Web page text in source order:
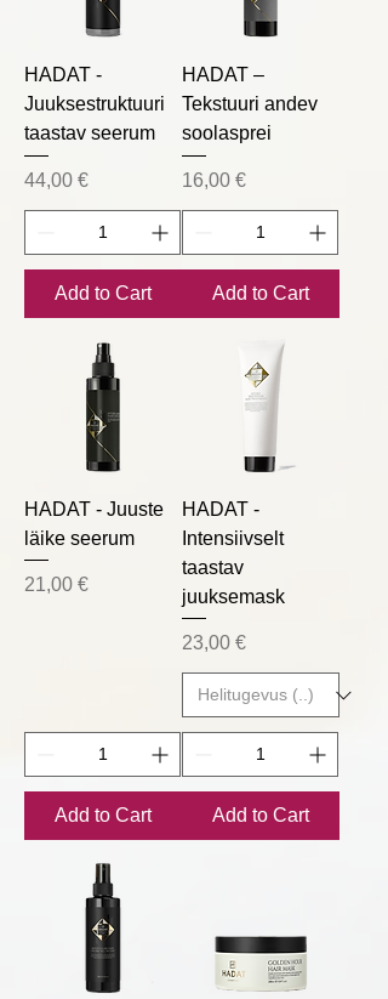
HADAT -
Juuksestruktuuri
taastav seerum
Price
44,00 €
Add to Cart
HADAT –
Tekstuuri andev
soolasprei
Price
16,00 €
Add to Cart
HADAT - Juuste
läike seerum
Price
21,00 €
Add to Cart
HADAT -
Intensiivselt
taastav
juuksemask
Price
23,00 €
Add to Cart